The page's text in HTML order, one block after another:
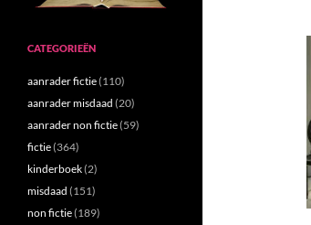
CATEGORIEËN
aanrader fictie(110)
aanrader misdaad (20)
aanrader non fictie(59)
fictie(364)
kinderboek(2)
misdaad (151)
non fictie(189)